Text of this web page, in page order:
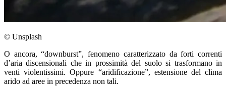
© Unsplash
O ancora, “downburst”, fenomeno caratterizzato da forti correnti
d’aria discensionali che in prossimità del suolo si trasformano in
venti violentissimi. Oppure “aridificazione”, estensione del clima
arido ad aree in precedenza non tali.